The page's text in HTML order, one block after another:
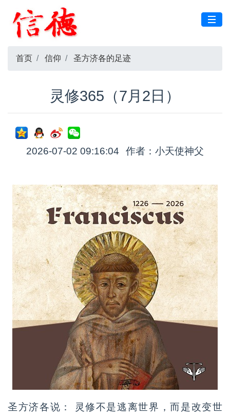
首页 信仰 圣方济各的足迹
灵修365（7月2日）
2026-07-02 09:16:04 作者：小天使神父
圣方济各说： 灵修不是逃离世界，而是改变世